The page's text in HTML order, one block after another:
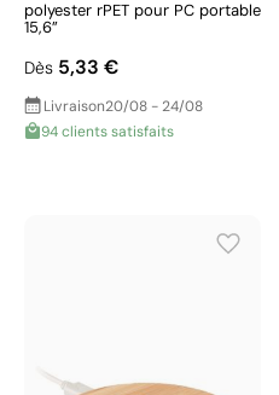
polyester rPET pour PC portable
15,6”
Dès 5,33 €
Livraison20/08 - 24/08
94 clients satisfaits